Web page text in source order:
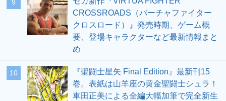
9
CROSSROADS（バーチャファイター
クロスロード）』発売時期、ゲーム概
要、登場キャラクターなど最新情報まと
め
10
『聖闘士星矢 Final Edition』最新刊15
巻。表紙は山羊座の黄金聖闘士シュラ！
車田正美による全編大幅加筆で完全新生